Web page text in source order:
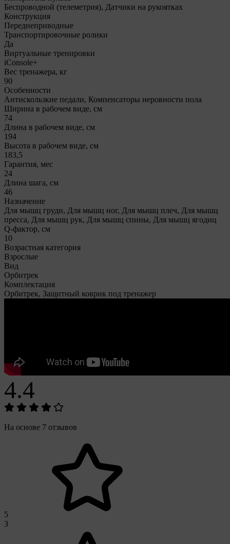
Беспроводной (телеметрия), Датчики на рукоятках
Конструкция
Переднеприводные
Транспортировочные ролики
Да
Виртуальные тренировки
iConsole+
Вес тренажера, кг
90
Особенности
Антискользкие педали, Компенсаторы неровности пола
Ширина в рабочем виде, см
74
Длина в рабочем виде, см
194
Высота в рабочем виде, см
183,5
Гарантия, мес
24
Длина шага, см
46
Назначение
Для мышц груди, Для мышц ног, Для мышц плеч, Для мышц
пресса, Для мышц рук, Для мышц спины, Для мышц ягодиц
Q-фактор, см
10
Возрастная категория
Взрослые
Вид
Орбитрек
Комплектация
Орбитрек, Защитный коврик под тренажер
4.4
На основе 7 отзывов
5
3